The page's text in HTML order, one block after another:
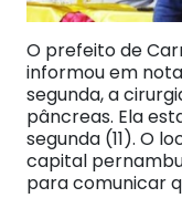
O prefeito de
informou em
segunda, a
pâncreas. Ela
segunda (11). O
capital
para comunicar